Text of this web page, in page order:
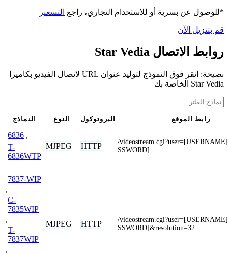
*للوصول عن بسرية أو للاستخدام التجاري، راجع التسعير
قم بتنزيل الآن
روابط الاتصال Star Vedia
نصيحة: انقر فوق النموذج لتوليد عنوان URL لاتصال الفيديو بكاميرا
Star Vedia الخاصة بك
النماذج النوع البروتوكول رابط الموقع
6836 ,
T-
6836WTP
MJPEG HTTP
/
SSWORD]
7837-WIP
,
C-
7835WIP
,
T-
7837WIP
,
MJPEG HTTP
/
SSWORD]&resolution=32